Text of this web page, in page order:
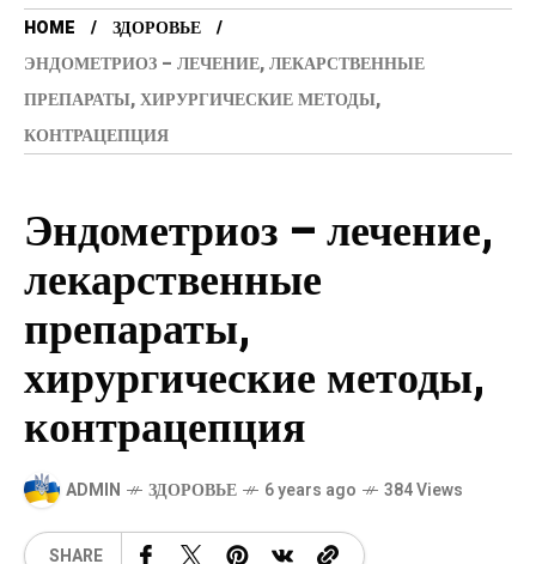
HOME
ЗДОРОВЬЕ
ЭНДОМЕТРИОЗ – ЛЕЧЕНИЕ, ЛЕКАРСТВЕННЫЕ
ПРЕПАРАТЫ, ХИРУРГИЧЕСКИЕ МЕТОДЫ,
КОНТРАЦЕПЦИЯ
Эндометриоз – лечение,
лекарственные
препараты,
хирургические методы,
контрацепция
ADMIN ЗДОРОВЬЕ 6 years ago 384 Views
SHARE